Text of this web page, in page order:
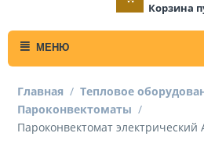
Корзина
МЕНЮ
Главная / Тепловое
Пароконвектоматы /
Пароконвектомат